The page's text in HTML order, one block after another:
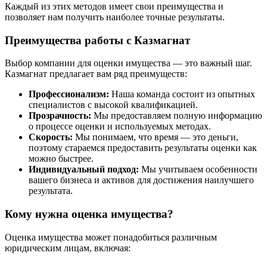
Каждый из этих методов имеет свои преимущества и
позволяет нам получить наиболее точные результаты.
Преимущества работы с Казмагнат
Выбор компании для оценки имущества — это важный шаг.
Казмагнат предлагает вам ряд преимуществ:
Профессионализм: Наша команда состоит из опытных
специалистов с высокой квалификацией.
Прозрачность: Мы предоставляем полную информацию
о процессе оценки и используемых методах.
Скорость: Мы понимаем, что время — это деньги,
поэтому стараемся предоставить результаты оценки как
можно быстрее.
Индивидуальный подход: Мы учитываем особенности
вашего бизнеса и активов для достижения наилучшего
результата.
Кому нужна оценка имущества?
Оценка имущества может понадобиться различным
юридическим лицам, включая: